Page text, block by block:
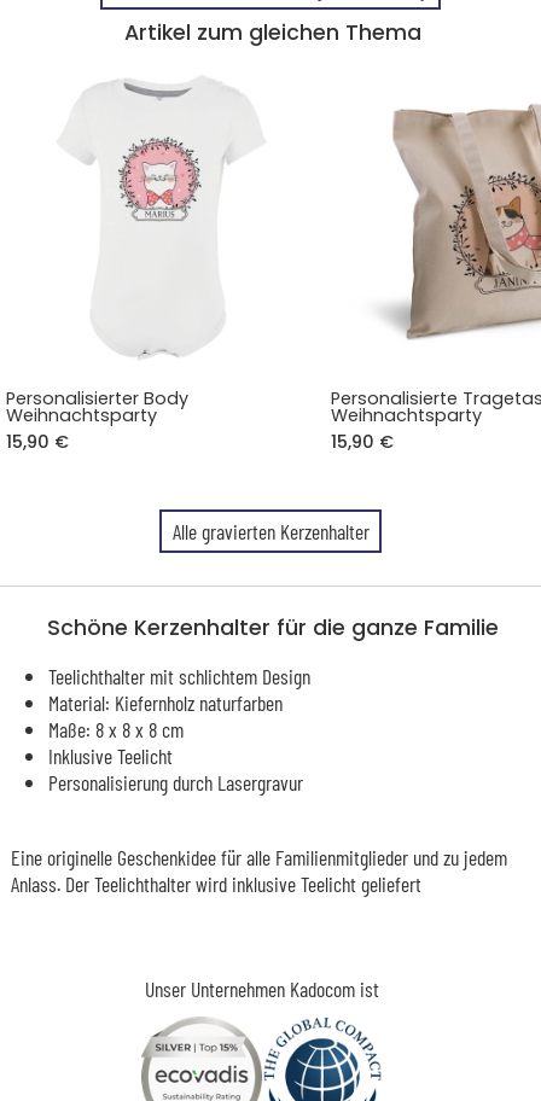
Artikel zum gleichen Thema
Personalisierter Body
Weihnachtsparty
15,90 €
Personalisierte
Weihnachtsparty
15,90 €
Alle gravierten Kerzenhalter
Schöne Kerzenhalter für die ganze Familie
Teelichthalter mit schlichtem Design
Material: Kiefernholz naturfarben
Maße: 8 x 8 x 8 cm
Inklusive Teelicht
Personalisierung durch Lasergravur
Unser Unternehmen Kadocom ist
Eine originelle Geschenkidee für alle Familienmitglieder und zu jedem
Anlass. Der Teelichthalter wird inklusive Teelicht geliefert